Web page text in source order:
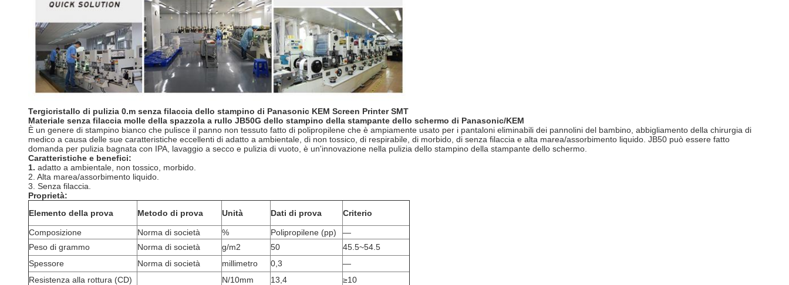
Tergicristallo di pulizia 0.m senza filaccia dello stampino di Panasonic KEM Screen Printer SMT
Materiale senza filaccia molle della spazzola a rullo JB50G dello stampino della stampante dello schermo di Panasonic/KEM
È un genere di stampino bianco che pulisce il panno non tessuto fatto di polipropilene che è ampiamente usato per i pantaloni eliminabili dei pannolini del bambino, abbigliamento della chirurgia di
medico a causa delle sue caratteristiche eccellenti di adatto a ambientale, di non tossico, di respirabile, di morbido, di senza filaccia e alta marea/assorbimento liquido. JB50 può essere fatto
domanda per pulizia bagnata con IPA, lavaggio a secco e pulizia di vuoto, è un'innovazione nella pulizia dello stampino della stampante dello schermo.
Caratteristiche e benefici:
1. adatto a ambientale, non tossico, morbido.
2. Alta marea/assorbimento liquido.
3. Senza filaccia.
Proprietà:
Elemento della prova
Metodo di prova Unità Dati di prova Criterio
Composizione Norma di società % Polipropilene (pp)
—
Peso di grammo
Norma di società g/m2 50
45.5~54.5
Spessore
Norma di società millimetro 0,3
—
Resistenza alla rottura (CD)
N/10mm 13,4
≥10